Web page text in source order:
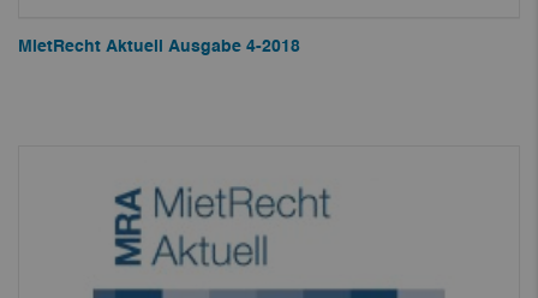
MietRecht Aktuell Ausgabe 4-2018